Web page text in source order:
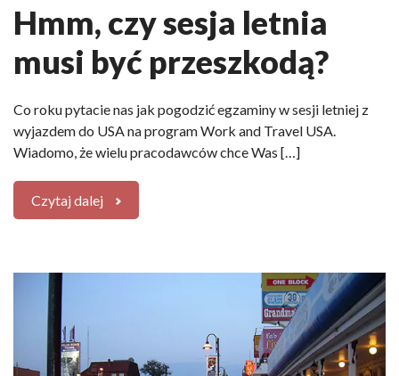
Hmm, czy sesja letnia
musi być przeszkodą?
Co roku pytacie nas jak pogodzić egzaminy w sesji letniej z
wyjazdem do USA na program Work and Travel USA.
Wiadomo, że wielu pracodawców chce Was […]
Czytaj dalej